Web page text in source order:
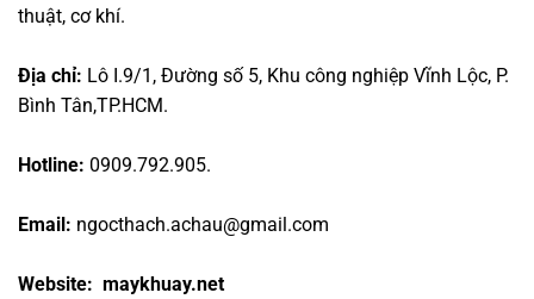
thuật, cơ khí.
Địa chỉ: Lô I.9/1, Đường số 5, Khu công nghiệp Vĩnh Lộc, P.
Bình Tân,TP.HCM.
Hotline: 0909.792.905.
Email: ngocthach.achau@gmail.com
Website: maykhuay.net